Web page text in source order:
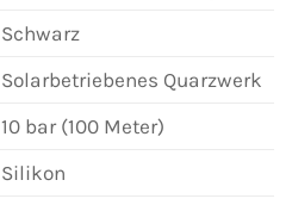
Schwarz
Solarbetriebenes Quarzwerk
10 bar (100 Meter)
Silikon